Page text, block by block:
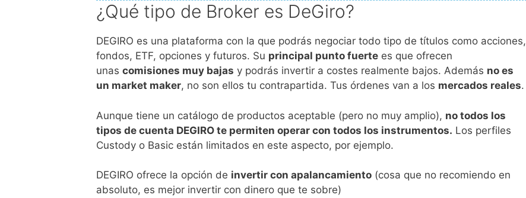
¿Qué tipo de Broker es DeGiro?
DEGIRO es una plataforma con la que podrás negociar todo tipo de títulos como acciones,
fondos, ETF, opciones y futuros. Su principal punto fuerte es que ofrecen
unas comisiones muy bajas y podrás invertir a costes realmente bajos. Además no es
un market maker, no son ellos tu contrapartida. Tus órdenes van a los mercados reales.
Aunque tiene un catálogo de productos aceptable (pero no muy amplio), no todos los
tipos de cuenta DEGIRO te permiten operar con todos los instrumentos. Los perfiles
Custody o Basic están limitados en este aspecto, por ejemplo.
DEGIRO ofrece la opción de invertir con apalancamiento (cosa que no recomiendo en
absoluto, es mejor invertir con dinero que te sobre)